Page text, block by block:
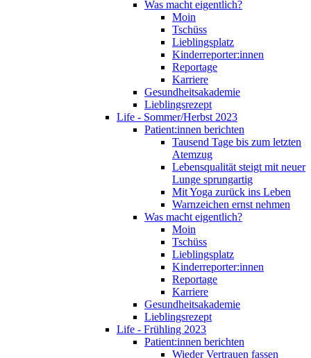
Was macht eigentlich?
Moin
Tschüss
Lieblingsplatz
Kinderreporter:innen
Reportage
Karriere
Gesundheitsakademie
Lieblingsrezept
Life - Sommer/Herbst 2023
Patient:innen berichten
Tausend Tage bis zum letzten
Atemzug
Lebensqualität steigt mit neuer
Lunge sprungartig
Mit Yoga zurück ins Leben
Warnzeichen ernst nehmen
Was macht eigentlich?
Moin
Tschüss
Lieblingsplatz
Kinderreporter:innen
Reportage
Karriere
Gesundheitsakademie
Lieblingsrezept
Life - Frühling 2023
Patient:innen berichten
Wieder Vertrauen fassen